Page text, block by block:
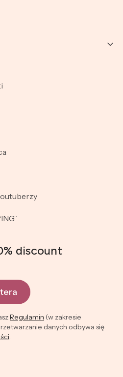
discount
Regulamin (w zakresie
danych odbywa się
.